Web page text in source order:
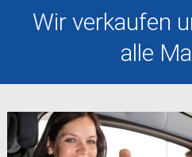
Wir verkaufen
alle